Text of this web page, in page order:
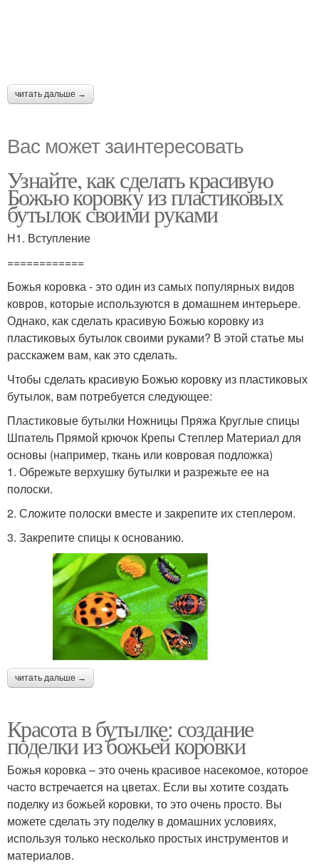
читать дальше →
Вас может заинтересовать
Узнайте, как сделать красивую
Божью коровку из пластиковых
бутылок своими руками
H1. Вступление
============
Божья коровка - это один из самых популярных видов
ковров, которые используются в домашнем интерьере.
Однако, как сделать красивую Божью коровку из
пластиковых бутылок своими руками? В этой статье мы
расскажем вам, как это сделать.
Чтобы сделать красивую Божью коровку из пластиковых
бутылок, вам потребуется следующее:
Пластиковые бутылки Ножницы Пряжа Круглые спицы
Шпатель Прямой крючок Крепы Степлер Материал для
основы (например, ткань или ковровая подложка)
1. Обрежьте верхушку бутылки и разрежьте ее на
полоски.
2. Сложите полоски вместе и закрепите их степлером.
3. Закрепите спицы к основанию.
читать дальше →
Красота в бутылке: создание
поделки из божьей коровки
Божья коровка – это очень красивое насекомое, которое
часто встречается на цветах. Если вы хотите создать
поделку из божьей коровки, то это очень просто. Вы
можете сделать эту поделку в домашних условиях,
используя только несколько простых инструментов и
материалов.